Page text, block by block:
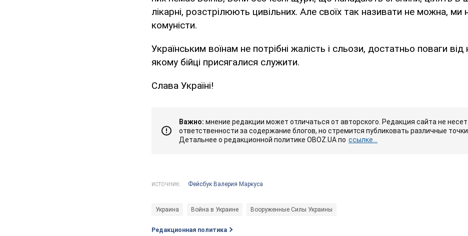
лікарні, розстрілюють цивільних. Але своїх так називати не можна,
комуністи.
Українським воїнам не потрібні жалість і сльози, достатньо поваги від
якому бійці присягалися служити.
Слава Україні!
Важно: мнение редакции может отличаться от авторского. Редакция сайта не несет
ответственности за содержание блогов, но стремится публиковать различные точки
Детальнее о редакционной политике OBOZ.UA по ссылке...
ИСТОЧНИК: Фейсбук Валерия Маркуса
Украина Война в Украине Вооруженные Силы Украины
Редакционная политика